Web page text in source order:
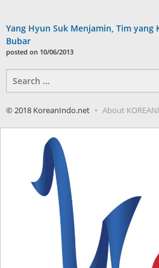
Yang Hyun Suk Menjamin, Tim yang
Bubar
posted on 10/06/2013
for:
© 2018 KoreanIndo.net About